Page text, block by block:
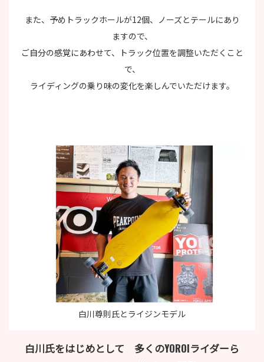
また、予めトラックホールが12個、ノーズとテールにあり
ますので、
ご自分の感覚にあわせて、トラック位置を調整いただくこと
で、
ライディングの乗り味の変化を楽しんでいただけます。
白川尊則氏とライジンモデル
白川氏をはじめとして 多くのYOROIライダーら